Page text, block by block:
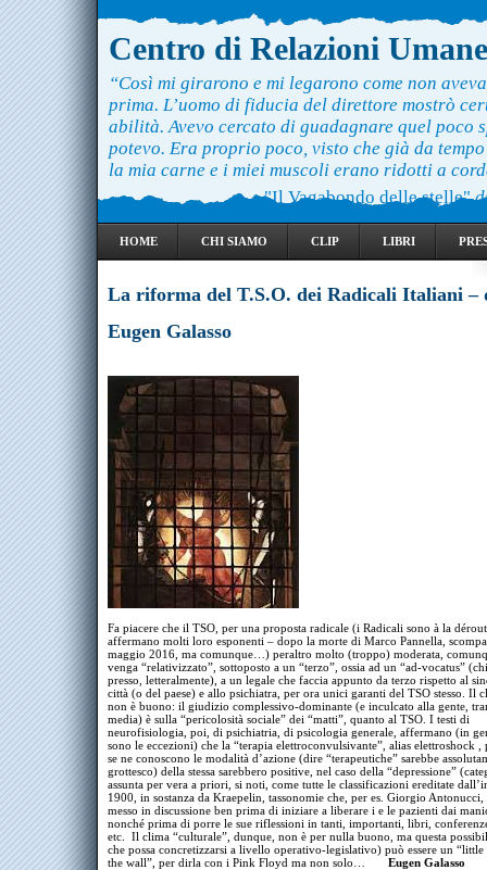
Centro di Relazioni Umane
“Così mi girarono e mi legarono come non
prima. L’uomo di fiducia del direttore mostrò
abilità. Avevo cercato di guadagnare quel poco
potevo. Era proprio poco, visto che già da
la mia carne e i miei muscoli erano ridotti a
"Il Vagabondo delle stelle"
HOME CHI SIAMO CLIP LIBRI
La riforma del T.S.O. dei Radicali Italiani –
Eugen Galasso
Fa piacere che il TSO, per una proposta radicale (i Radicali sono à la
affermano molti loro esponenti – dopo la morte di Marco Pannella,
maggio 2016, ma comunque…) peraltro molto (troppo) moderata,
venga “relativizzato”, sottoposto a un “terzo”, ossia ad un “ad-vocatus”
presso, letteralmente), a un legale che faccia appunto da terzo rispetto al
città (o del paese) e allo psichiatra, per ora unici garanti del TSO stesso. Il
non è buono: il giudizio complessivo-dominante (e inculcato alla gente,
media) è sulla “pericolosità sociale” dei “matti”, quanto al TSO. I testi di
neurofisiologia, poi, di psichiatria, di psicologia generale, affermano (in
sono le eccezioni) che la “terapia elettroconvulsivante”, alias elettroshock ,
se ne conoscono le modalità d’azione (dire “terapeutiche” sarebbe
grottesco) della stessa sarebbero positive, nel caso della “depressione”
assunta per vera a priori, si noti, come tutte le classificazioni ereditate
1900, in sostanza da Kraepelin, tassonomie che, per es. Giorgio Antonucci,
messo in discussione ben prima di iniziare a liberare i e le pazienti dai
nonché prima di porre le sue riflessioni in tanti, importanti, libri,
etc. Il clima “culturale”, dunque, non è per nulla buono, ma questa
che possa concretizzarsi a livello operativo-legislativo) può essere un
the wall”, per dirla con i Pink Floyd ma non solo… Eugen Galasso